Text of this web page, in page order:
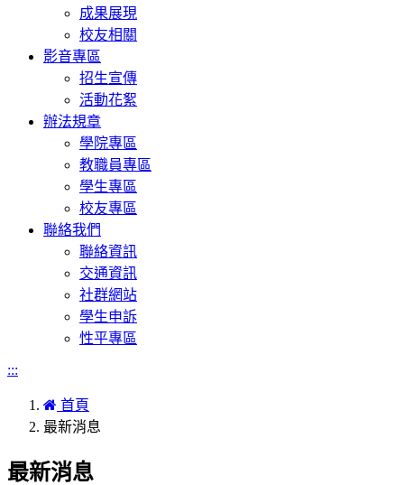
成果展現
校友相關
影音專區
招生宣傳
活動花絮
辦法規章
學院專區
教職員專區
學生專區
校友專區
聯絡我們
聯絡資訊
交通資訊
社群網站
學生申訴
性平專區
:::
首頁
最新消息
最新消息